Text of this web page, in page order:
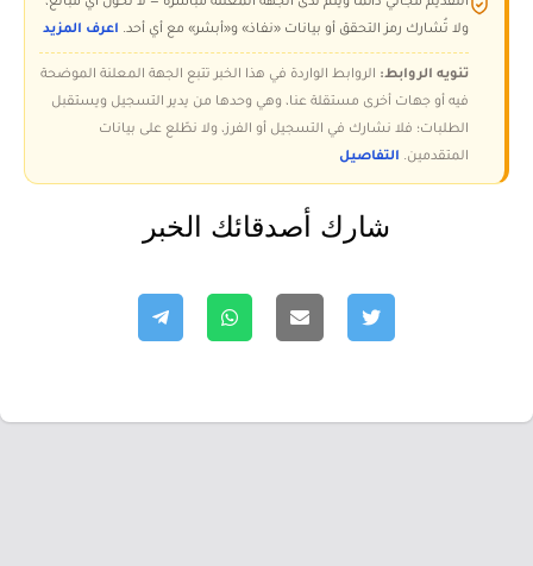
ولا تُشارك رمز التحقق أو بيانات «نفاذ» و«أبشر» مع أي أحد. اعرف المزيد
تنويه الروابط: الروابط الواردة في هذا الخبر تتبع الجهة المعلنة الموضحة
فيه أو جهات أخرى مستقلة عنا، وهي وحدها من يدير التسجيل ويستقبل
الطلبات؛ فلا نشارك في التسجيل أو الفرز، ولا نطّلع على بيانات
المتقدمين. التفاصيل
شارك أصدقائك الخبر